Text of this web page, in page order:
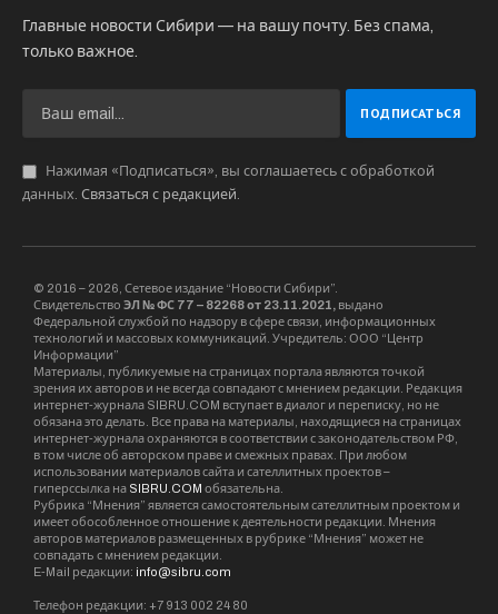
Главные новости Сибири — на вашу почту. Без спама,
только важное.
Нажимая «Подписаться», вы соглашаетесь с обработкой
данных. Связаться с редакцией.
© 2016 – 2026, Сетевое издание “Новости Сибири”.
Свидетельство ЭЛ № ФС 77 – 82268 от 23.11.2021, выдано
Федеральной службой по надзору в сфере связи, информационных
технологий и массовых коммуникаций. Учредитель: ООО “Центр
Информации”
Материалы, публикуемые на страницах портала являются точкой
зрения их авторов и не всегда совпадают с мнением редакции. Редакция
интернет-журнала SIBRU.COM вступает в диалог и переписку, но не
обязана это делать. Все права на материалы, находящиеся на страницах
интернет-журнала охраняются в соответствии с законодательством РФ,
в том числе об авторском праве и смежных правах. При любом
использовании материалов сайта и сателлитных проектов –
гиперссылка на SIBRU.COM обязательна.
Рубрика “Мнения” является самостоятельным сателлитным проектом и
имеет обособленное отношение к деятельности редакции. Мнения
авторов материалов размещенных в рубрике “Мнения” может не
совпадать с мнением редакции.
E-Mail редакции: info@sibru.com
Телефон редакции: +7 913 002 24 80